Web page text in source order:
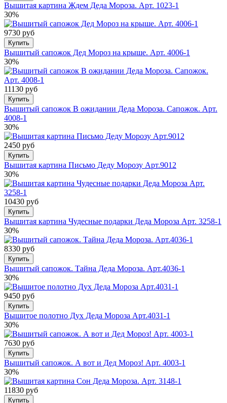
Вышитая картина Ждем Деда Мороза. Арт. 1023-1
30%
9730 руб
Купить
Вышитый сапожок Дед Мороз на крыше. Арт. 4006-1
30%
11130 руб
Купить
Вышитый сапожок В ожидании Деда Мороза. Сапожок. Арт.
4008-1
30%
2450 руб
Купить
Вышитая картина Письмо Деду Морозу Арт.9012
30%
10430 руб
Купить
Вышитая картина Чудесные подарки Деда Мороза Арт. 3258-1
30%
8330 руб
Купить
Вышитый сапожок. Тайна Деда Мороза. Арт.4036-1
30%
9450 руб
Купить
Вышитое полотно Дух Деда Мороза Арт.4031-1
30%
7630 руб
Купить
Вышитый сапожок. А вот и Дед Мороз! Арт. 4003-1
30%
11830 руб
Купить